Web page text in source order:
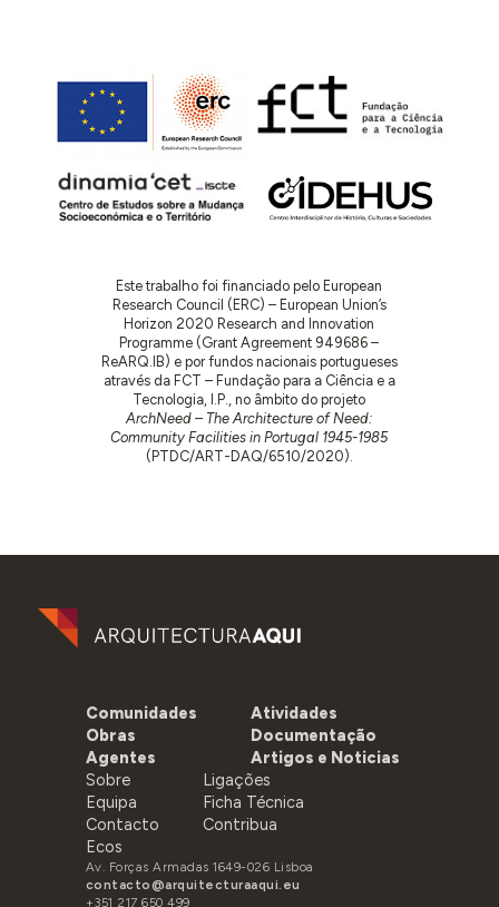
Este trabalho foi financiado pelo European
Research Council (ERC) – European Union’s
Horizon 2020 Research and Innovation
Programme (Grant Agreement 949686 –
ReARQ.IB) e por fundos nacionais portugueses
através da FCT – Fundação para a Ciência e a
Tecnologia, I.P., no âmbito do projeto
ArchNeed – The Architecture of Need:
Community Facilities in Portugal 1945-1985
(PTDC/ART-DAQ/6510/2020).
Comunidades
Obras
Agentes
Atividades
Documentação
Artigos e Noticias
Sobre
Equipa
Contacto
Ecos
Ligações
Ficha Técnica
Contribua
Av. Forças Armadas 1649-026 Lisboa
contacto@arquitecturaaqui.eu
+351 217 650 499